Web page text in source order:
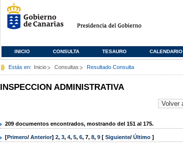
INICIO CONSULTA TESAURO CALENDARIO
Estás en: Inicio Consultas Resultado Consulta
INSPECCION ADMINISTRATIVA
209 documentos encontrados, mostrando del 151 al 175.
[Primero/ Anterior] 2, 3, 4, 5, 6, 7, 8, 9 [ Siguiente/ Último ]